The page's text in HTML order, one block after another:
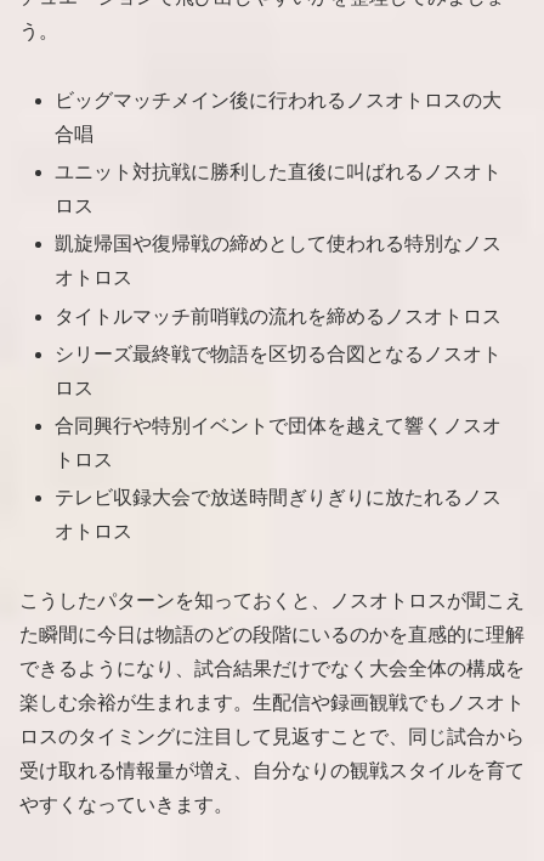
う。
ビッグマッチメイン後に行われるノスオトロスの大
合唱
ユニット対抗戦に勝利した直後に叫ばれるノスオト
ロス
凱旋帰国や復帰戦の締めとして使われる特別なノス
オトロス
タイトルマッチ前哨戦の流れを締めるノスオトロス
シリーズ最終戦で物語を区切る合図となるノスオト
ロス
合同興行や特別イベントで団体を越えて響くノスオ
トロス
テレビ収録大会で放送時間ぎりぎりに放たれるノス
オトロス
こうしたパターンを知っておくと、ノスオトロスが聞こえ
た瞬間に今日は物語のどの段階にいるのかを直感的に理解
できるようになり、試合結果だけでなく大会全体の構成を
楽しむ余裕が生まれます。生配信や録画観戦でもノスオト
ロスのタイミングに注目して見返すことで、同じ試合から
受け取れる情報量が増え、自分なりの観戦スタイルを育て
やすくなっていきます。